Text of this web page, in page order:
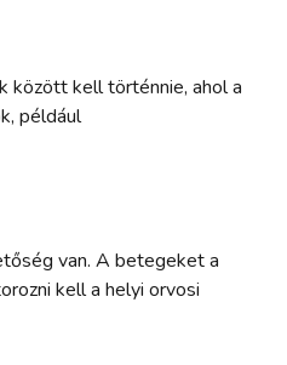
között kell történnie, ahol a
például
van. A betegeket a
kell a helyi orvosi